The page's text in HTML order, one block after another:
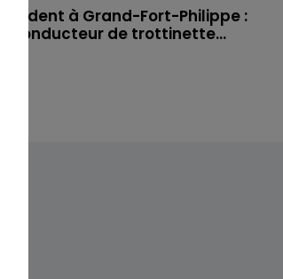
Accident à Grand-Fort-Philippe :
le conducteur de trottinette...